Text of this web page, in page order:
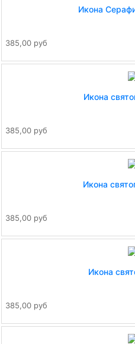
Икона
385,00 руб
Икона
385,00 руб
Икона
385,00 руб
Икона
385,00 руб